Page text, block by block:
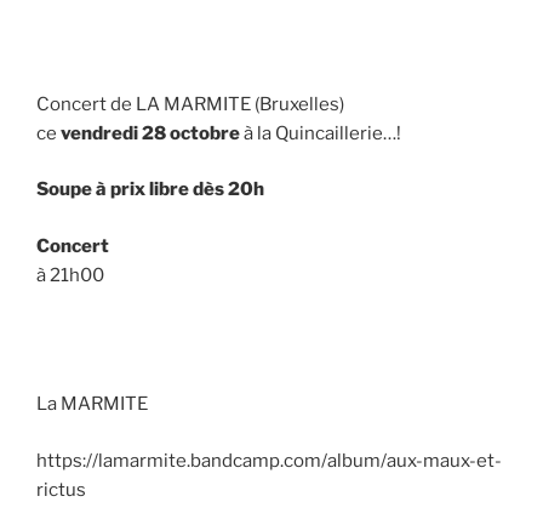
Concert de LA MARMITE (Bruxelles)
ce vendredi 28 octobreà la Quincaillerie…!
Soupe à prix libre dès 20h
Concert
à 21h00
La MARMITE
https://lamarmite.bandcamp.com/album/aux-maux-et-
rictus